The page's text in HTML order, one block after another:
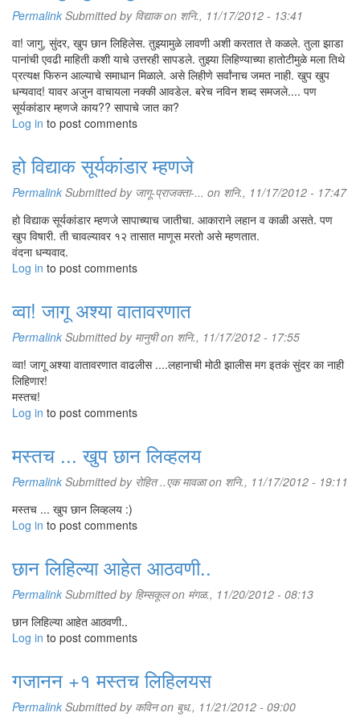
Permalink Submitted by विद्याकon शनि., 11/17/2012 - 13:41
वा! जागु, सुंदर, खुप छान लिहिलेस. तुझ्यामुळे लावणी अशी करतात ते कळले. तुला झाडा
पानांची एवढी माहिती कशी याचे उत्तरही सापडले. तुझ्या लिहिण्याच्या हातोटीमुळे मला तिथे
प्रत्यक्ष फिरुन आल्याचे समाधान मिळाले. असे लिहीणे सर्वांनाच जमत नाही. खुप खुप
धन्यवाद! यावर अजुन वाचायला नक्की आवडेल. बरेच नविन शब्द समजले.... पण
सूर्यकांडार म्हणजे काय?? सापाचे जात का?
Log in to post comments
हो विद्याक सूर्यकांडार म्हणजे
Permalink Submitted by जागू-प्राजक्ता-... on शनि., 11/17/2012 - 17:47
हो विद्याक सूर्यकांडार म्हणजे सापाच्याच जातीचा. आकाराने लहान व काळी असते. पण
खुप विषारी. ती चावल्यावर १२ तासात माणूस मरतो असे म्हणतात.
वंदना धन्यवाद.
Log in to post comments
व्वा! जागू अश्या वातावरणात
Permalink Submitted by मानुषीon शनि., 11/17/2012 - 17:55
व्वा! जागू अश्या वातावरणात वाढलीस ....लहानाची मोठी झालीस मग इतकं सुंदर का नाही
लिहिणार!
मस्तच!
Log in to post comments
मस्तच ... खुप छान लिव्हलय
Permalink Submitted by रोहित ..एक मावळाon शनि., 11/17/2012 - 19:11
मस्तच ... खुप छान लिव्हलय :)
Log in to post comments
छान लिहिल्या आहेत आठवणी..
Permalink Submitted by हिम्सकूलon मंगळ., 11/20/2012 - 08:13
छान लिहिल्या आहेत आठवणी..
Log in to post comments
गजानन +१ मस्तच लिहिलयस
Permalink Submitted by कविनon बुध., 11/21/2012 - 09:00